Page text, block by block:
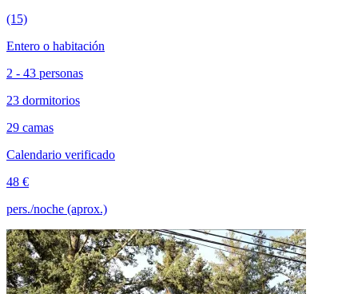
(15)
Entero o habitación
2 - 43 personas
23 dormitorios
29 camas
Calendario verificado
48 €
pers./noche (aprox.)